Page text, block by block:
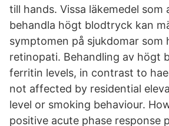
till hands. Vissa läkemedel
behandla högt blodtryck kan
symptomen på sjukdomar som
retinopati. Behandling av högt
ferritin levels, in contrast to
not affected by residential
level or smoking behaviour.
positive acute phase response